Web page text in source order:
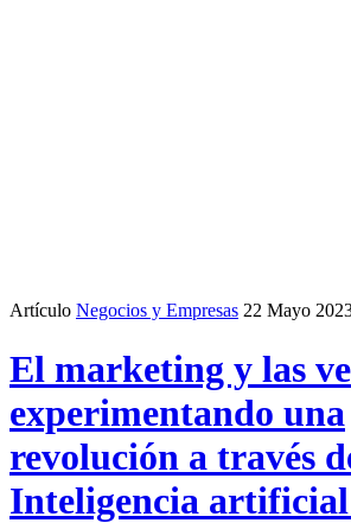
Artículo Negocios y Empresas 22 Mayo
El marketing y las
experimentando una
revolución a través
Inteligencia artificial